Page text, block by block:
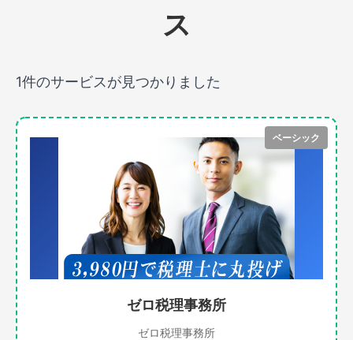
ス
1件のサービスが見つかりました
ベーシック
ゼロ税理事務所
ゼロ税理事務所